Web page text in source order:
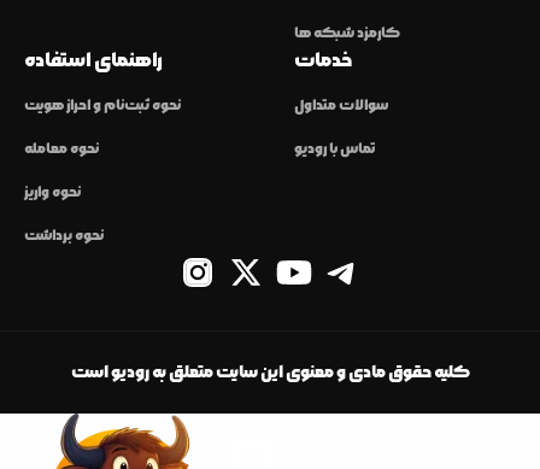
کارمزد شبکه ها
راهنمای استفاده
نحوه ثبت‌نام و احراز هویت
نحوه معامله
نحوه واریز
نحوه برداشت
خدمات
سوالات متداول
تماس با رودیو
کلیه حقوق مادی و معنوی این سایت متعلق به رودیو است